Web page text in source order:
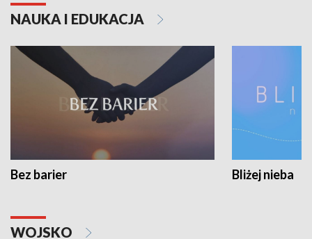
NAUKA I EDUKACJA
Bez barier Bliżej nieba
WOJSKO